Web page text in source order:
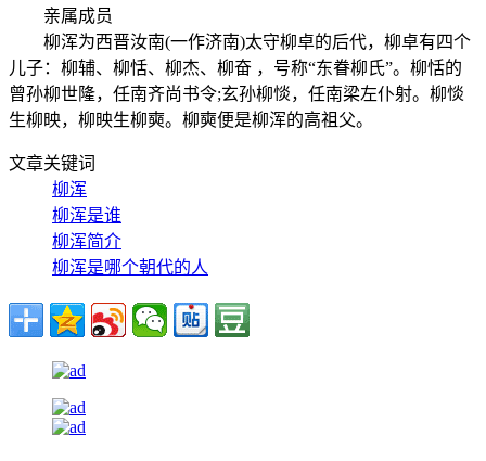
亲属成员
柳浑为西晋汝南(一作济南)太守柳卓的后代，柳卓有四个
儿子：柳辅、柳恬、柳杰、柳奋 ，号称“东眷柳氏”。柳恬的
曾孙柳世隆，任南齐尚书令;玄孙柳惔，任南梁左仆射。柳惔
生柳映，柳映生柳奭。柳奭便是柳浑的高祖父。
文章关键词
柳浑
柳浑是谁
柳浑简介
柳浑是哪个朝代的人